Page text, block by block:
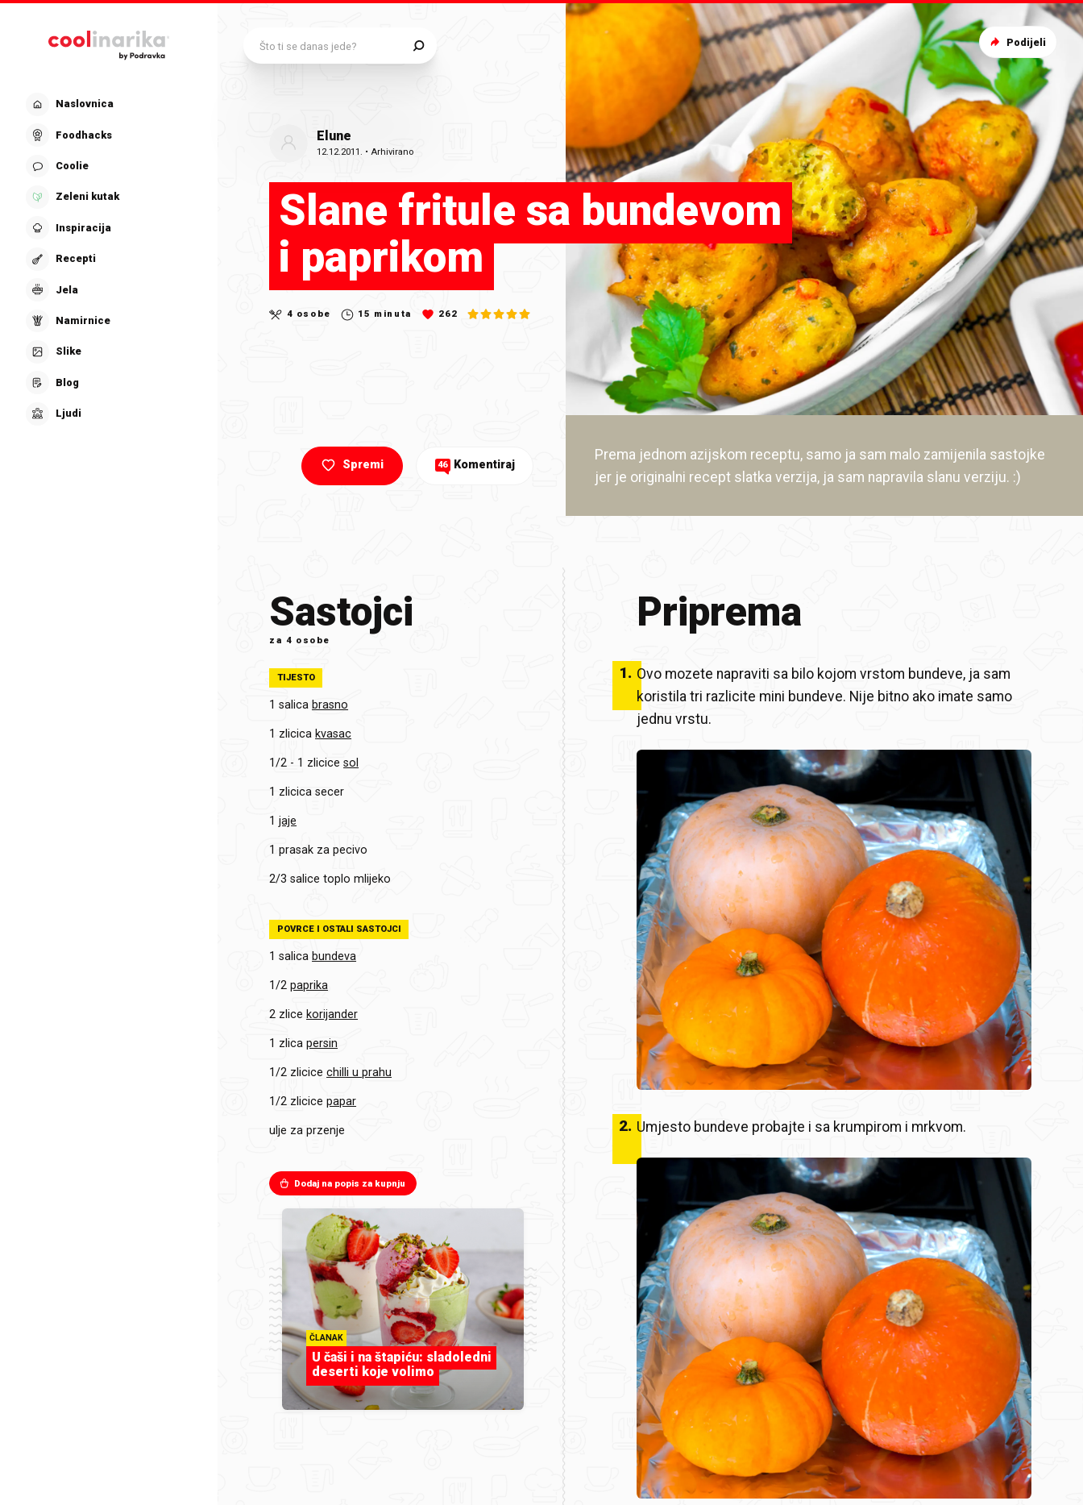
Naslovnica
Foodhacks
Coolie
Zeleni kutak
Inspiracija
Recepti
Jela
Namirnice
Slike
Blog
Ljudi
Elune
12.12.2011. •Arhivirano
Slane fritule sa bundevom
i paprikom
4 osobe 15 minuta 262
Prema jednom azijskom receptu, samo ja sam malo zamijenila sastojke
jer je originalni recept slatka verzija, ja sam napravila slanu verziju. :)
Spremi 46 Komentiraj
Podijeli
Sastojci
za 4 osobe
TIJESTO
1 salica brasno
1 zlicica kvasac
1/2 - 1 zlicice sol
1 zlicica secer
1 jaje
1 prasak za pecivo
2/3 salice toplo mlijeko
POVRCE I OSTALI SASTOJCI
1 salica bundeva
1/2 paprika
2 zlice korijander
1 zlica persin
1/2 zlicice chilli u prahu
1/2 zlicice papar
ulje za przenje
Dodaj na popis za kupnju
ČLANAK
U čaši i na štapiću: sladoledni
deserti koje volimo
Priprema
1. Ovo mozete napraviti sa bilo kojom vrstom bundeve, ja sam
koristila tri razlicite mini bundeve. Nije bitno ako imate samo
jednu vrstu.
2. Umjesto bundeve probajte i sa krumpirom i mrkvom.
Što ti se danas jede?